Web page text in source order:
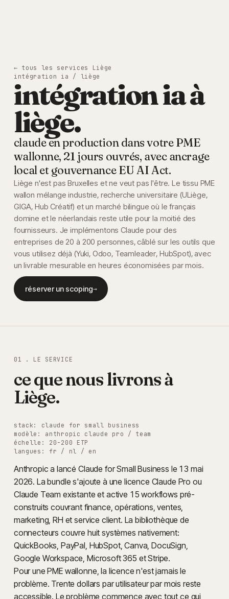
← tous les services Liège
intégration ia / liège
intégration ia à
liège.
claude en production dans votre PME
wallonne, 21 jours ouvrés, avec ancrage
local et gouvernance EU AI Act.
Liège n'est pas Bruxelles et ne veut pas l'être. Le tissu PME
wallon mélange industrie, recherche universitaire (ULiège,
GIGA, Hub Créatif) et un marché bilingue où le français
domine et le néerlandais reste utile pour la moitié des
fournisseurs. Je implémentons Claude pour des
entreprises de 20 à 200 personnes, câblé sur les outils que
vous utilisez déjà (Yuki, Odoo, Teamleader, HubSpot), avec
un livrable mesurable en heures économisées par mois.
réserver un scoping→
01 . LE SERVICE
ce que nous livrons à
Liège.
stack: claude for small business
modèle: anthropic claude pro / team
échelle: 20-200 ETP
langues: fr / nl / en
Anthropic a lancé Claude for Small Business le 13 mai
2026. La bundle s'ajoute à une licence Claude Pro ou
Claude Team existante et active 15 workflows pré-
construits couvrant finance, opérations, ventes,
marketing, RH et service client. La bibliothèque de
connecteurs couvre huit systèmes nativement:
QuickBooks, PayPal, HubSpot, Canva, DocuSign,
Google Workspace, Microsoft 365 et Stripe.
Pour une PME wallonne, la licence n'est jamais le
problème. Trente dollars par utilisateur par mois reste
accessible. Le problème commence avec tout ce qui